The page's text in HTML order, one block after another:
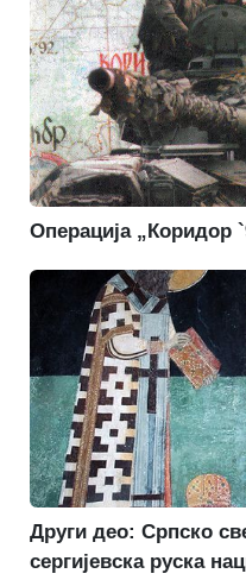
Операција „Коридор
Други део: Српско
сергијевска руска